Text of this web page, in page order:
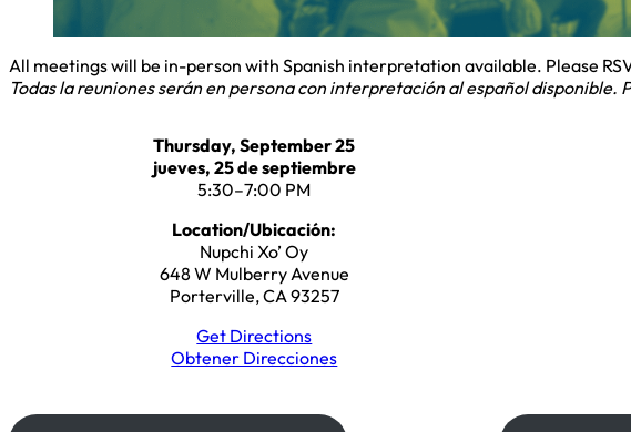
All meetings will be in-person with Spanish interpretation available. Please
Todas la reuniones serán en persona con interpretación al español
Thursday, September 25
jueves, 25 de septiembre
5:30–7:00 PM
Location/Ubicación:
Nupchi Xo’ Oy
648 W Mulberry Avenue
Porterville, CA 93257
Get Directions
Obtener Direcciones